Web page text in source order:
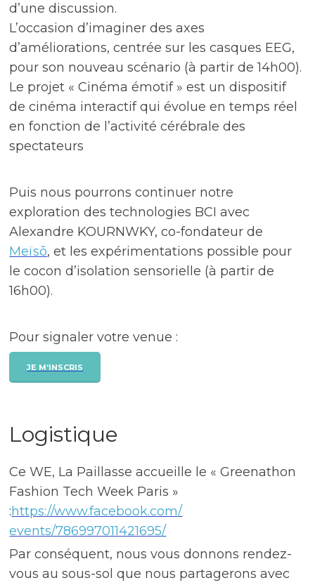
d’une discussion.
L’occasion d’imaginer des axes
d’améliorations, centrée sur les casques EEG,
pour son nouveau scénario (à partir de 14h00).
Le projet « Cinéma émotif » est un dispositif
de cinéma interactif qui évolue en temps réel
en fonction de l’activité cérébrale des
spectateurs
Puis nous pourrons continuer notre
exploration des technologies BCI avec
Alexandre KOURNWKY, co-fondateur de
Meïsõ, et les expérimentations possible pour
le cocon d’isolation sensorielle (à partir de
16h00).
Pour signaler votre venue :
JE M’INSCRIS
Logistique
Ce WE, La Paillasse accueille le « Greenathon
Fashion Tech Week Paris »
:https://www.facebook.com/
events/786997011421695/
Par conséquent, nous vous donnons rendez-
vous au sous-sol que nous partagerons avec